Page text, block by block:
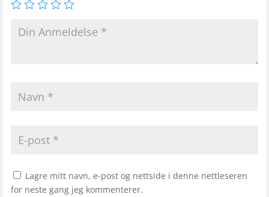
Lagre mitt navn, e-post og nettside i denne nettleseren
for neste gang jeg kommenterer.